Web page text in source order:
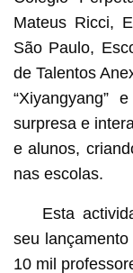
Mateus Ricci,
São Paulo,
de Talentos
“Xiyangyang”
surpresa e
e alunos,
nas escolas.
Esta
seu
10 mil